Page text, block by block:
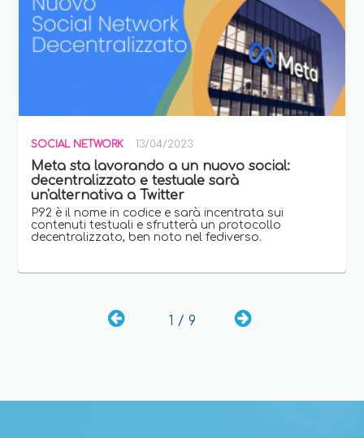
SOCIAL NETWORK 13/04/2023
Meta sta lavorando a un nuovo social:
decentralizzato e testuale sarà
un'alternativa a Twitter
P92 è il nome in codice e sarà incentrata sui
contenuti testuali e sfrutterà un protocollo
decentralizzato, ben noto nel fediverso.
1 / 9